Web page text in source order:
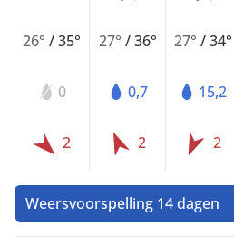
26°/35°
0
2
27° /36°
0,7
2
27° /34°
15,2
2
Weersvoorspelling 14 dagen